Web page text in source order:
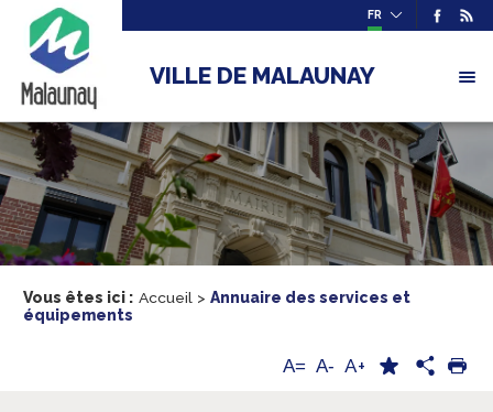
FR
VILLE DE MALAUNAY
Vous êtes ici : Accueil > Annuaire des services et
équipements
A= A- A+